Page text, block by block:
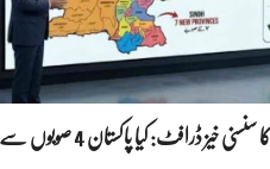
پاور راہداریوں کا سنسنی خیز ڈرافٹ: کیا پاکستان 4 صوبوں سے